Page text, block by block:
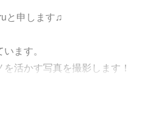
と申します♫
ます。
活かす写真を撮影します！